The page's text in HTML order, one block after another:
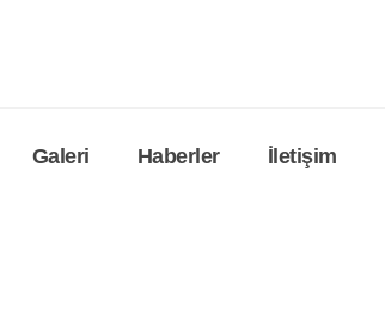
Galeri Haberler İletişim